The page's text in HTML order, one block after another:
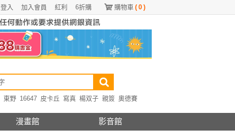
購物車 ( 0 )
6折購
紅利
加入會員
登入
東野 16647 皮卡丘 寫真 楊双子 親簽 奧德賽
漫畫館 影音館